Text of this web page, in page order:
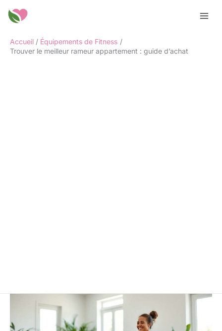
Accueil
Équipements de Fitness
Trouver le meilleur rameur appartement : guide d’achat